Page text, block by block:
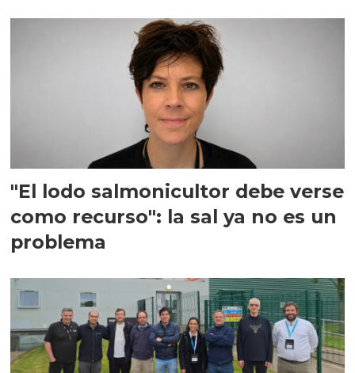
"El lodo salmonicultor debe verse
como recurso": la sal ya no es un
problema